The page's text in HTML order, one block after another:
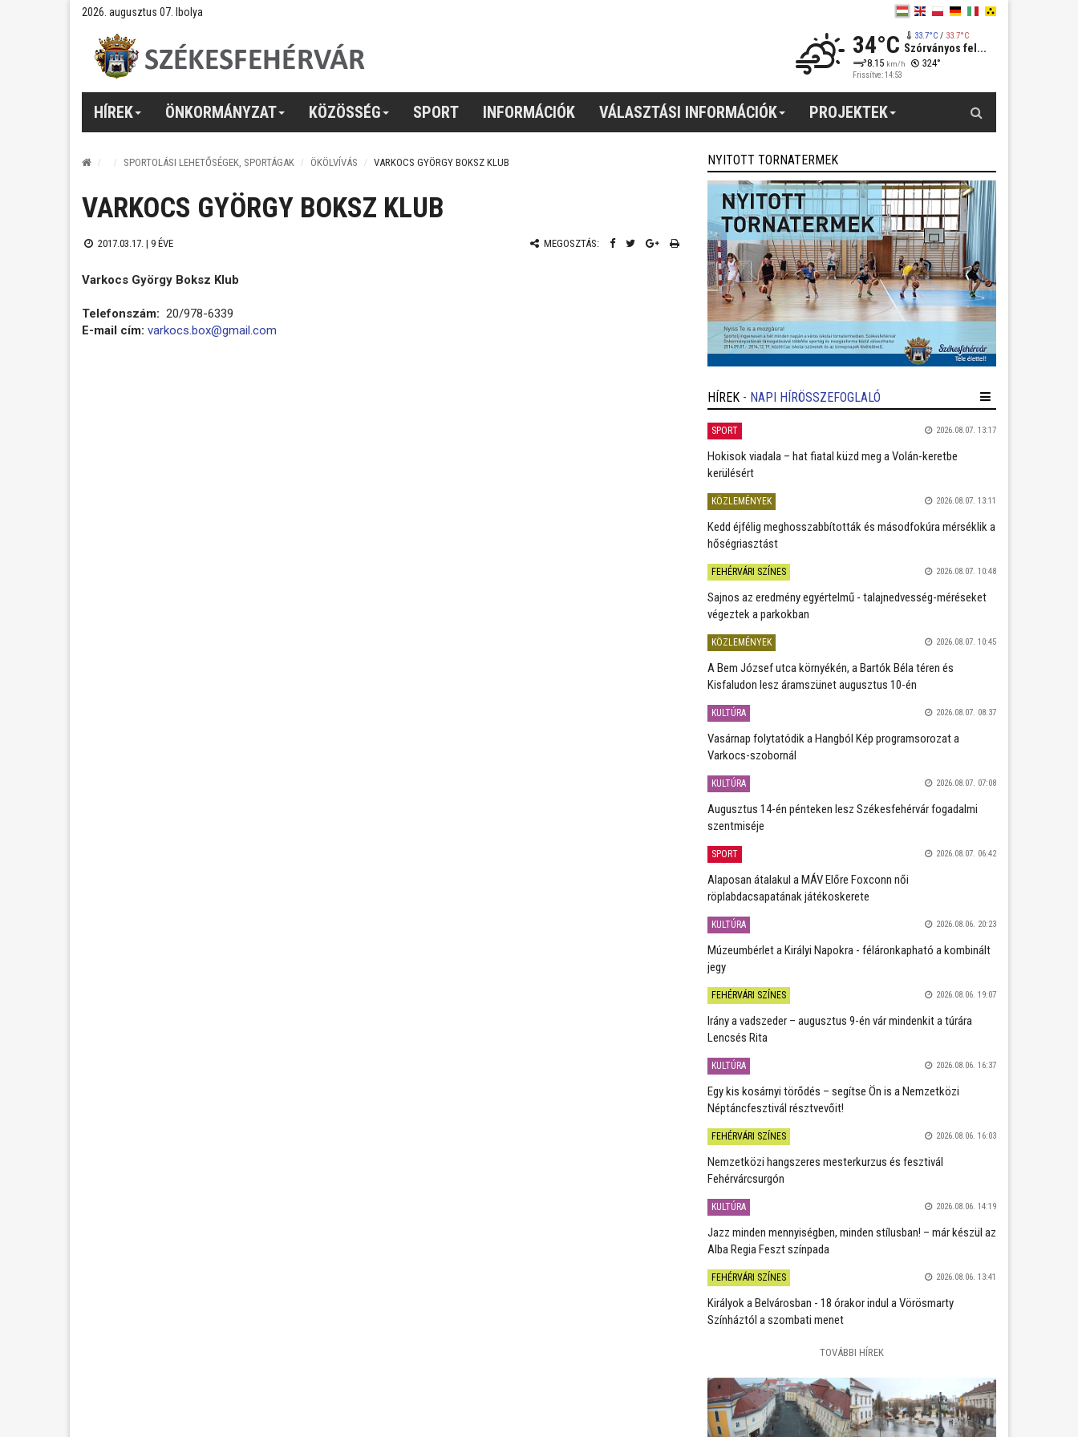
2026. augusztus 07. Ibolya
34°C 33.7°C/ 33.7°C
Szórványos fel...
8.15 km/h 324°
Frissítve: 14:53
HÍREK ÖNKORMÁNYZAT KÖZÖSSÉG SPORT INFORMÁCIÓK VÁLASZTÁSI INFORMÁCIÓK PROJEKTEK
SPORTOLÁSI LEHETŐSÉGEK, SPORTÁGAK ÖKÖLVÍVÁS VARKOCS GYÖRGY BOKSZ KLUB
VARKOCS GYÖRGY BOKSZ KLUB
2017.03.17. | 9 ÉVE MEGOSZTÁS:
Varkocs György Boksz Klub
Telefonszám: 20/978-6339
E-mail cím: varkocs.box@gmail.com
NYITOTT TORNATERMEK
HÍREK - NAPI HÍRÖSSZEFOGLALÓ
SPORT 2026.08.07. 13:17
Hokisok viadala – hat fiatal küzd meg a Volán-keretbe
kerülésért
KÖZLEMÉNYEK 2026.08.07. 13:11
Kedd éjfélig meghosszabbították és másodfokúra mérséklik a
hőségriasztást
FEHÉRVÁRI SZÍNES 2026.08.07. 10:48
Sajnos az eredmény egyértelmű - talajnedvesség-méréseket
végeztek a parkokban
KÖZLEMÉNYEK 2026.08.07. 10:45
A Bem József utca környékén, a Bartók Béla téren és
Kisfaludon lesz áramszünet augusztus 10-én
KULTÚRA 2026.08.07. 08:37
Vasárnap folytatódik a Hangból Kép programsorozat a
Varkocs-szobornál
KULTÚRA 2026.08.07. 07:08
Augusztus 14-én pénteken lesz Székesfehérvár fogadalmi
szentmiséje
SPORT 2026.08.07. 06:42
Alaposan átalakul a MÁV Előre Foxconn női
röplabdacsapatának játékoskerete
KULTÚRA 2026.08.06. 20:23
Múzeumbérlet a Királyi Napokra - féláronkapható a kombinált
jegy
FEHÉRVÁRI SZÍNES 2026.08.06. 19:07
Irány a vadszeder – augusztus 9-én vár mindenkit a túrára
Lencsés Rita
KULTÚRA 2026.08.06. 16:37
Egy kis kosárnyi törődés – segítse Ön is a Nemzetközi
Néptáncfesztivál résztvevőit!
FEHÉRVÁRI SZÍNES 2026.08.06. 16:03
Nemzetközi hangszeres mesterkurzus és fesztivál
Fehérvárcsurgón
KULTÚRA 2026.08.06. 14:19
Jazz minden mennyiségben, minden stílusban! – már készül az
Alba Regia Feszt színpada
FEHÉRVÁRI SZÍNES 2026.08.06. 13:41
Királyok a Belvárosban - 18 órakor indul a Vörösmarty
Színháztól a szombati menet
TOVÁBBI HÍREK